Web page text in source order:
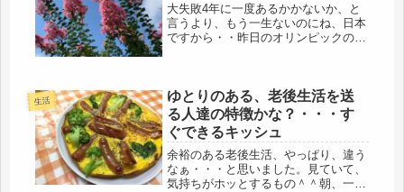
大失敗4年に一度あるかかないか、と
言うより、もう一生ないのにね、日本
ですから・・昨日のオリンピックの開
し、通勤もない。家族を支えて、...
生活
ゆとりのある、老後生活を送
る人達の特徴かな？・・・す
ぐできるキッシュ
余裕のある老後生活、やっぱり、違う
なぁ・・・と思いました。見ていて、
気持ちがホッとするもの＾＾朝、一番